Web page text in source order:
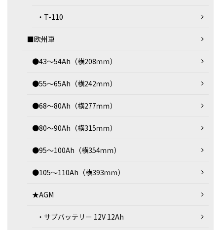
・T-110
■欧州車
●43～54Ah（横208ｍｍ）
●55～65Ah（横242ｍｍ）
●68～80Ah（横277ｍｍ）
●80～90Ah（横315ｍｍ）
●95～100Ah（横354ｍｍ）
●105～110Ah（横393ｍｍ）
★AGM
・サブバッテリー 12V 12Ah